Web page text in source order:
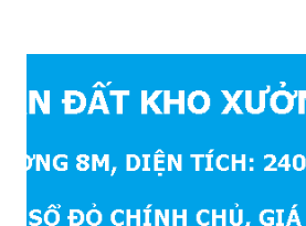
Khối khoảng 300m. Cách vòng
sẽ rất đẹp, lý tưởng để ở, văn phòng,